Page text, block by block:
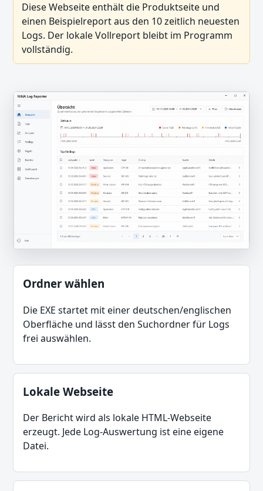
Diese Webseite enthält die Produktseite und
einen Beispielreport aus den 10 zeitlich neuesten
Logs. Der lokale Vollreport bleibt im Programm
vollständig.
Ordner wählen
Die EXE startet mit einer deutschen/englischen
Oberfläche und lässt den Suchordner für Logs
frei auswählen.
Lokale Webseite
Der Bericht wird als lokale HTML-Webseite
erzeugt. Jede Log-Auswertung ist eine eigene
Datei.